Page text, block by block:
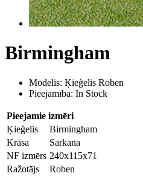
Birmingham
Modelis: Ķieģelis Roben
Pieejamība: In Stock
Pieejamie izmēri
Ķieģelis
Birmingham
Krāsa
Sarkana
NF izmērs 240x115x71
Ražotājs
Roben